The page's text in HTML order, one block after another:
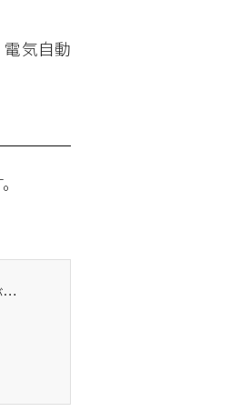
気自動
· 「AI時代のセキュリティ脅威、グローバル共同対応へ」…現代自・起亜が「サイバーセキュリティ・ワーキンググループ」を発足